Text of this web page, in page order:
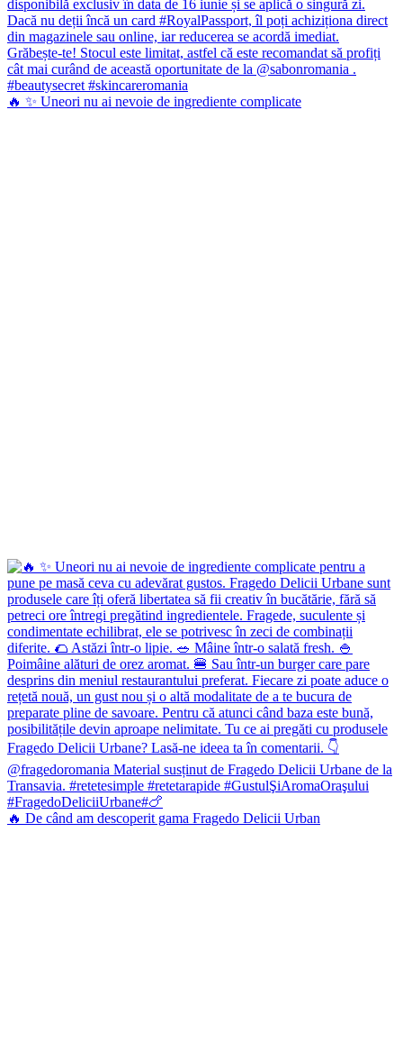
🔥 ✨ Uneori nu ai nevoie de ingrediente complicate
🔥 De când am descoperit gama Fragedo Delicii Urban